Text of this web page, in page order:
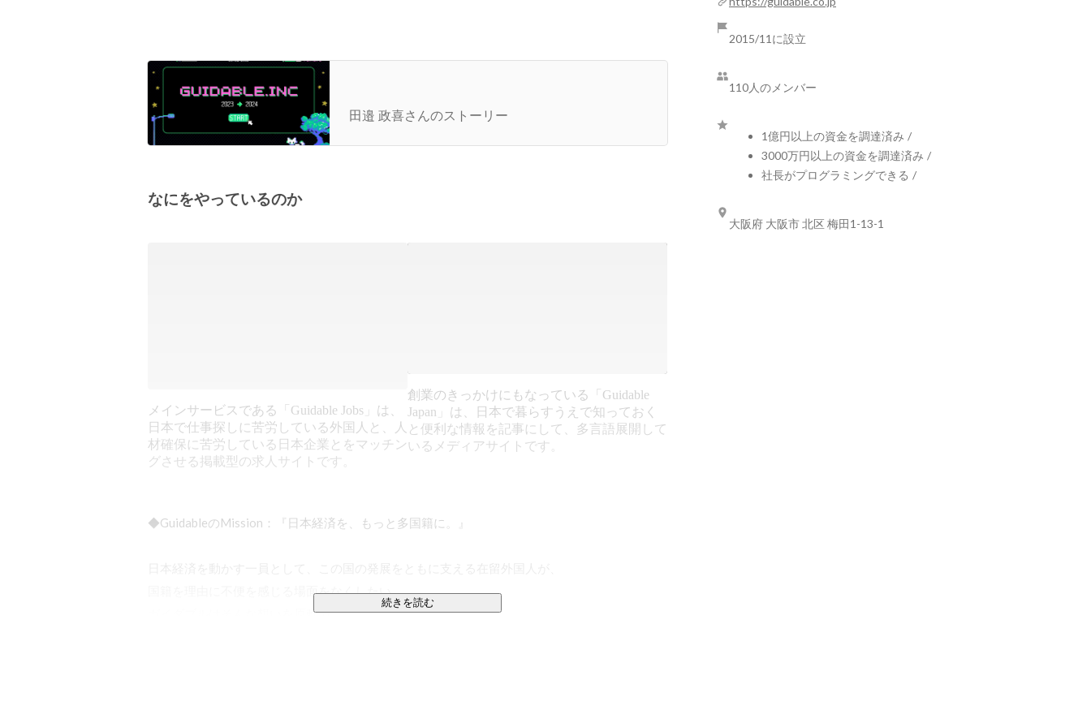
て？？
田邉 政喜さんのストーリー
なにをやっているのか
メインサービスである「Guidable Jobs」は、
日本で仕事探しに苦労している外国人と、人
材確保に苦労している日本企業とをマッチン
グさせる掲載型の求人サイトです。
創業のきっかけにもなっている「Guidable
Japan」は、日本で暮らすうえで知っておく
と便利な情報を記事にして、多言語展開して
いるメディアサイトです。
◆GuidableのMission：『日本経済を、もっと多国籍に。』
国籍を理由に不便を感じる場面をなくしたい。
ガイダブルはそんな想いを原動力に、
続きを読む
2015/11に設立
110人のメンバー
1億円以上の資金を調達済み /
3000万円以上の資金を調達済み /
社長がプログラミングできる /
大阪府 大阪市 北区 梅田1-13-1